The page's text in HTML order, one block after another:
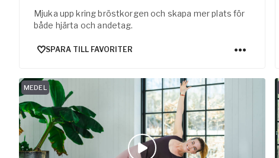
Mjuka upp kring bröstkorgen och skapa mer plats för
både hjärta och andetag.
SPARA TILL FAVORITER
MEDEL